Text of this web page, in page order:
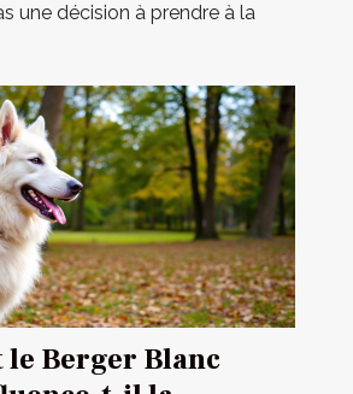
une décision à prendre à la
le Berger Blanc